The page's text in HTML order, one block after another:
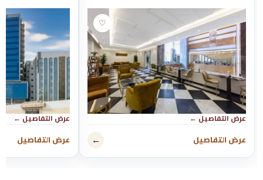
♡
فندق المروة ريحانة
★★★★★
عرض التفاصيل ←
عرض التفاصيل
فندق ميركيور
★★★★★
عرض التفاصيل ←
عرض التفاصيل